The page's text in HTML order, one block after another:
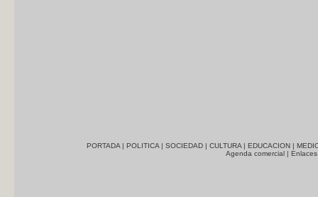
PORTADA | POLITICA | SOCIEDAD | CULTURA | EDUCACION |
Agenda comercial |Enlaces